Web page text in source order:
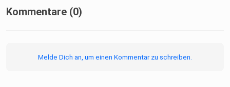
Kommentare (0)
Melde Dich an, um einen Kommentar zu schreiben.